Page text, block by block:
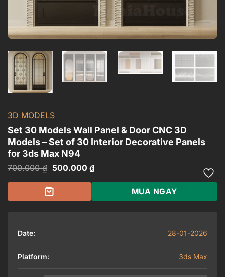
3D MODELS
Set 30 Models Wall Panel & Door CNC 3D
Models – Set of 30 Interior Decorative Panels
for 3ds Max N94
700.000₫ Giá
là:
700.000 ₫.
500.000 ₫Giá
hiện
tại
500.000 ₫.
MUA NGAY
Date: 28-01-2026
Platform: 3ds Max